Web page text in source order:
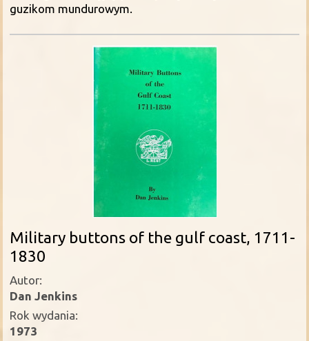
guzikom mundurowym.
Military buttons of the gulf coast, 1711-
1830
Autor:
Dan Jenkins
Rok wydania:
1973